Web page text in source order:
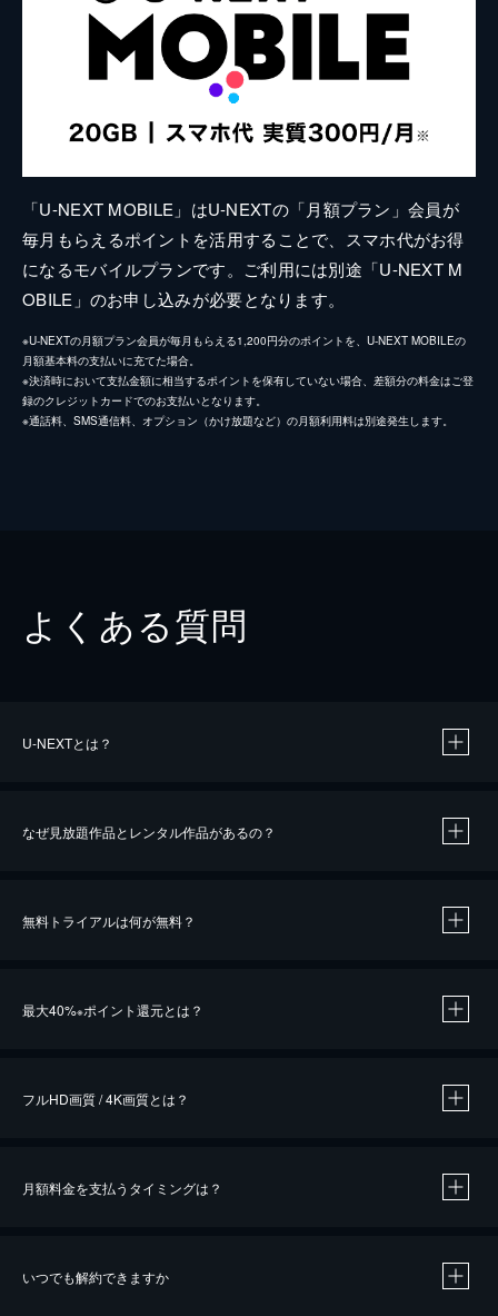
「U-NEXT MOBILE」はU-NEXTの「月額プラン」会員が
毎月もらえるポイントを活用することで、スマホ代がお得
になるモバイルプランです。ご利用には別途「U-NEXT M
OBILE」のお申し込みが必要となります。
※U-NEXTの月額プラン会員が毎月もらえる1,200円分のポイントを、U-NEXT MOBILEの
月額基本料の支払いに充てた場合。
※決済時において支払金額に相当するポイントを保有していない場合、差額分の料金はご登
録のクレジットカードでのお支払いとなります。
※通話料、SMS通信料、オプション（かけ放題など）の月額利用料は別途発生します。
よくある質問
U-NEXTとは？
なぜ見放題作品とレンタル作品があるの？
無料トライアルは何が無料？
最大40%※ポイント還元とは？
※40％ポイント還元の対象は、クレジットカード決済による作品の購入 / レンタルです。
フルHD画質 / 4K画質とは？
月額料金を支払うタイミングは？
いつでも解約できますか